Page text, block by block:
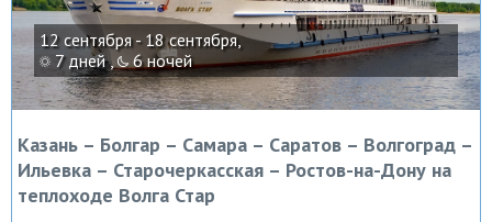
12 сентября - 18 сентября,
7 дней ,
6 ночей
Казань – Болгар – Самара – Саратов – Волгоград –
Ильевка – Старочеркасская – Ростов-на-Дону на
теплоходе Волга Стар